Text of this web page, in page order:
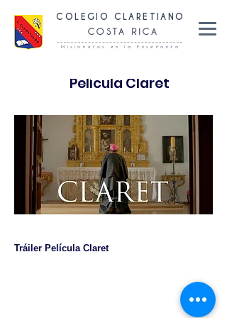
COLEGIO CLARETIANO
COSTA RICA
Misioneros en la Enseñanza
Película Claret
Tráiler Película Claret